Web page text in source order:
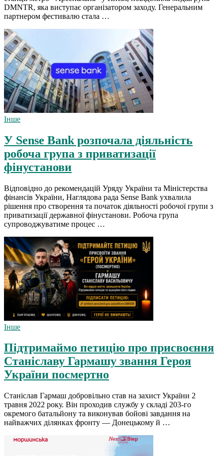
DMNTR, яка виступає організатором заходу. Генеральним
партнером фестивалю стала …
Інше
У Sense Bank розпочала діяльність
робоча група з приватизації
фінустанови
Відповідно до рекомендацій Уряду України та Міністерства
фінансів України, Наглядова рада Sense Bank ухвалила
рішення про створення та початок діяльності робочої групи з
приватизації державної фінустанови. Робоча група
супроводжуватиме процес …
Інше
Підтримаймо петицію про присвоєння
Станіславу Гармашу звання Героя
України посмертно
Станіслав Гармаш добровільно став на захист України 2
травня 2022 року. Він проходив службу у складі 203-го
окремого батальйону та виконував бойові завдання на
найважчих ділянках фронту — Донецькому й …